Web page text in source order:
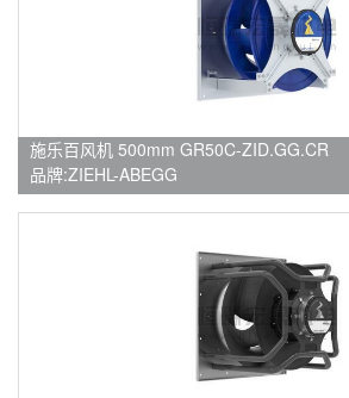
施乐百风机 500mm GR50C-ZID.GG.CR
品牌:ZIEHL-ABEGG